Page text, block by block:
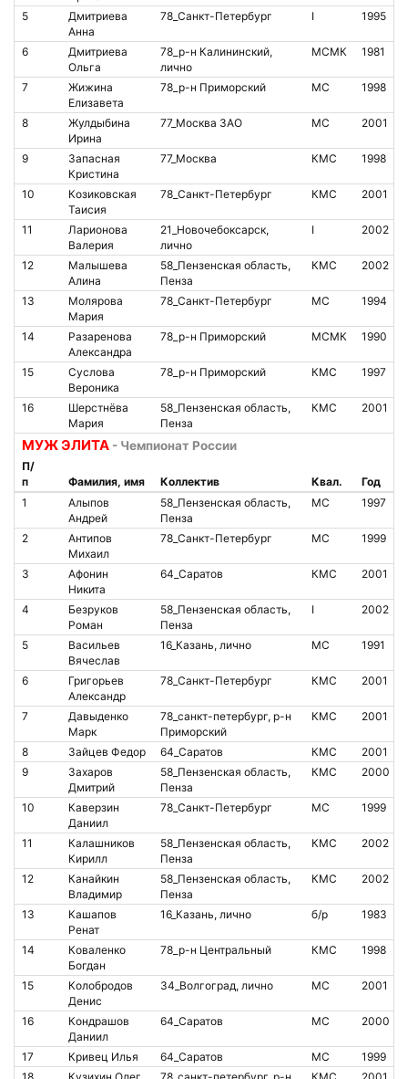
5
Дмитриева
Анна
78_Санкт-Петербург I 1995
6
Дмитриева
Ольга
78_р-н Калининский,
лично
МСМК 1981
7
Жижина
Елизавета
78_р-н Приморский МС 1998
8
Жулдыбина
Ирина
77_Москва ЗАО МС 2001
9
Запасная
Кристина
77_Москва КМС 1998
10
Козиковская
Таисия
78_Санкт-Петербург КМС 2001
11
Ларионова
Валерия
21_Новочебоксарск,
лично
I 2002
12
Малышева
Алина
58_Пензенская область,
Пенза
КМС 2002
13
Молярова
Мария
78_Санкт-Петербург МС 1994
14
Разаренова
Александра
78_р-н Приморский МСМК 1990
15
Суслова
Вероника
78_р-н Приморский КМС 1997
16
Шерстнёва
Мария
58_Пензенская область,
Пенза
КМС 2001
МУЖ ЭЛИТА - Чемпионат России
П/
п
Фамилия, имя Коллектив Квал. Год
1
Алыпов
Андрей
58_Пензенская область,
Пенза
МС 1997
2
Антипов
Михаил
78_Санкт-Петербург МС 1999
3
Афонин
Никита
64_Саратов КМС 2001
4
Безруков
Роман
58_Пензенская область,
Пенза
I 2002
5
Васильев
Вячеслав
16_Казань, лично МС 1991
6
Григорьев
Александр
78_Санкт-Петербург КМС 2001
7
Давыденко
Марк
78_санкт-петербург, р-н
Приморский
КМС 2001
8 Зайцев Федор 64_Саратов КМС
2001
9
Захаров
Дмитрий
58_Пензенская область,
Пенза
КМС 2000
10
Каверзин
Даниил
78_Санкт-Петербург МС 1999
11
Калашников
Кирилл
58_Пензенская область,
Пенза
КМС 2002
12
Канайкин
Владимир
58_Пензенская область,
Пенза
КМС 2002
13
Кашапов
Ренат
16_Казань, лично б/р 1983
14
Коваленко
Богдан
78_р-н Центральный КМС 1998
15
Колобродов
Денис
34_Волгоград, лично МС 2001
16
Кондрашов
Даниил
64_Саратов МС 2000
17 Кривец Илья 64_Саратов МС
1999